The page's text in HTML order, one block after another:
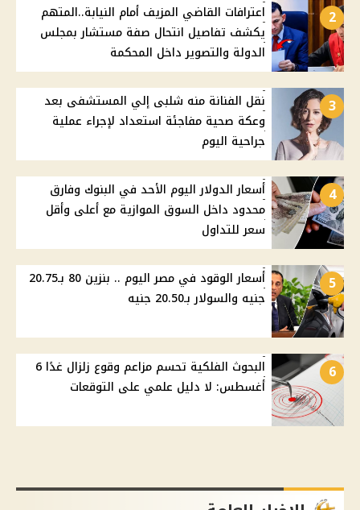
2
اعترافات القاضي المزيف أمام النيابة..المتهم
يكشف تفاصيل انتحال صفة مستشار بمجلس
الدولة والتصوير داخل المحكمة
3
نقل الفنانة منه شلبى إلي المستشفى بعد
وعكة صحية مفاجئة استعداد لإجراء عملية
جراحية اليوم
4
أسعار الدولار اليوم الأحد في البنوك وفارق
محدود داخل السوق الموازية مع أعلى وأقل
سعر للتداول
5
أسعار الوقود في مصر اليوم .. بنزين 80 بـ20.75
جنيه والسولار بـ20.50 جنيه
6
البحوث الفلكية تحسم مزاعم وقوع زلزال غدًا 6
أغسطس: لا دليل علمي على التوقعات